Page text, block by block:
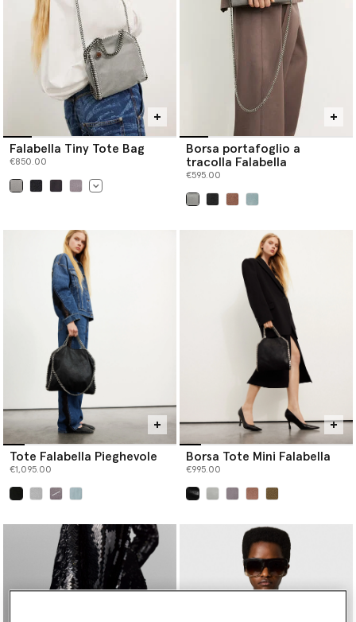
Falabella Tiny Tote Bag
€850.00
Borsa portafoglio a
tracolla Falabella
€595.00
Tote Falabella Pieghevole
€1,095.00
Borsa Tote Mini Falabella
€995.00